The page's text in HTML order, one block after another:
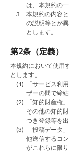
は、本規約の
3
本規約の内容
の説明等とが
とします。
第2条（定義）
本規約において使用
とします。
(1)
「サービス利
ザーの間で締
(2)
「知的財産権
その他の知的
つき登録等を
(3)
「投稿データ
他送信するコ
がこれらに限